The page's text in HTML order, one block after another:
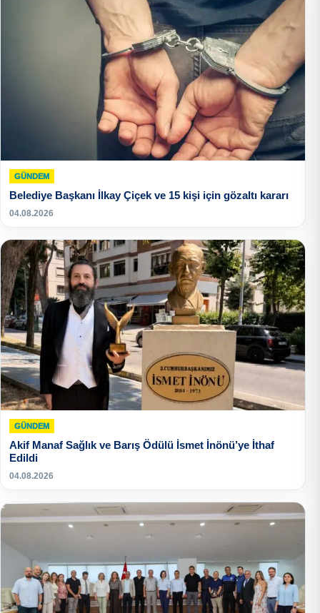
GÜNDEM
Belediye Başkanı İlkay Çiçek ve 15 kişi için gözaltı kararı
04.08.2026
GÜNDEM
Akif Manaf Sağlık ve Barış Ödülü İsmet İnönü’ye İthaf
Edildi
04.08.2026